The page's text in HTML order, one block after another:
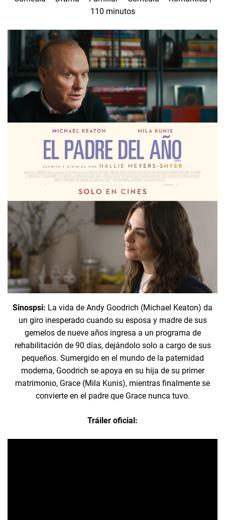
110 minutos
Sinospsi: La vida de Andy Goodrich (Michael Keaton) da
un giro inesperado cuando su esposa y madre de sus
gemelos de nueve años ingresa a un programa de
rehabilitación de 90 días, dejándolo solo a cargo de sus
pequeños. Sumergido en el mundo de la paternidad
moderna, Goodrich se apoya en su hija de su primer
matrimonio, Grace (Mila Kunis), mientras finalmente se
convierte en el padre que Grace nunca tuvo.
Tráiler oficial: